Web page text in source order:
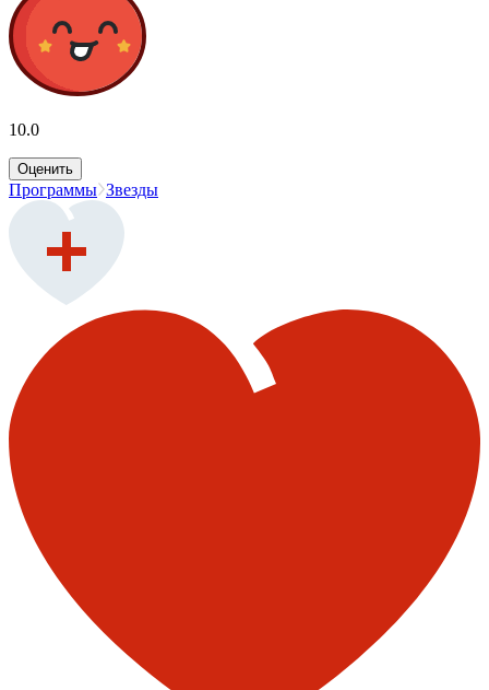
10.0
Оценить
Программы Звезды